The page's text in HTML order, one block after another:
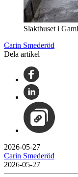
Slakthuset i
Carin Smederöd
Dela artikel
2026-05-27
Carin Smederöd
2026-05-27